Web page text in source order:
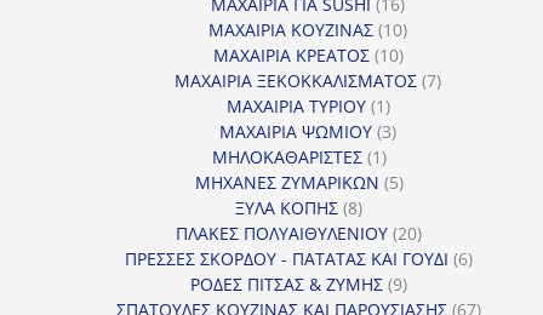
προϊόντα
ΜΑΧΑΙΡΙΑ ΚΟΥΖΙΝΑΣ 1010
προϊόντα
ΜΑΧΑΙΡΙΑ ΚΡΕΑΤΟΣ 1010
προϊόντα
ΜΑΧΑΙΡΙΑ ΞΕΚΟΚΚΑΛΙΣΜΑΤΟΣ 77
ΜΑΧΑΙΡΙΑ ΤΥΡΙΟΥ 11
προϊόν
ΜΑΧΑΙΡΙΑ ΨΩΜΙΟΥ 33
ΜΗΛΟΚΑΘΑΡΙΣΤΕΣ 11
προϊόν
ΜΗΧΑΝΕΣ ΖΥΜΑΡΙΚΩΝ 55
ΞΥΛΑ ΚΟΠΗΣ 88
προϊόντα
ΠΛΑΚΕΣ ΠΟΛΥΑΙΘΥΛΕΝΙΟΥ 2020
προϊόντα
ΠΡΕΣΣΕΣ ΣΚΟΡΔΟΥ - ΠΑΤΑΤΑΣ ΚΑΙ ΓΟΥΔΙ 66
ΡΟΔΕΣ ΠΙΤΣΑΣ & ΖΥΜΗΣ 99
προϊόντα
ΣΠΑΤΟΥΛΕΣ ΚΟΥΖΙΝΑΣ ΚΑΙ ΠΑΡΟΥΣΙΑΣΗΣ 6767